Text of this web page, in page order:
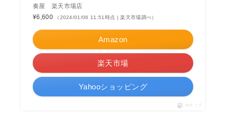
奏屋 楽天市場店
¥6,600
（2024/01/06 11:51時点 | 楽天市場調べ）
Amazon
楽天市場
Yahooショッピング
ポチップ